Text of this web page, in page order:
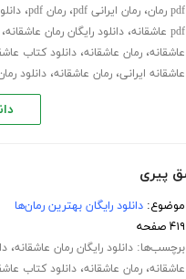
pdf رمان
،رمان ایرانی pdf ،رمان pdf ،
pdf عاشقانه ،دانلود رایگان رمان عاشقانه
عاشقانه،رمان عاشقانه،دانلود کتاب
عاشقانه ایرانی،رمان عاشقانه،دانلود
پیری
موضوع:دانلود رایگان بهترین رمان‌ها
۴۱۹ صفحه
برچسب‌ها:دانلود رایگان رمان عاشقانه،
عاشقانه،رمان عاشقانه،دانلود کتاب